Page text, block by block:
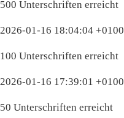
500 Unterschriften erreicht
2026-01-16 18:04:04 +0100
100 Unterschriften erreicht
2026-01-16 17:39:01 +0100
50 Unterschriften erreicht